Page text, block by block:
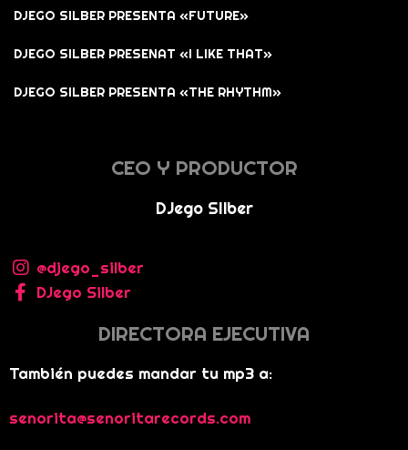
DJEGO SILBER PRESENTA «FUTURE»
DJEGO SILBER PRESENAT «I LIKE THAT»
DJEGO SILBER PRESENTA «THE RHYTHM»
CEO Y PRODUCTOR
DJego SIlber
@djego_silber
DJego Silber
DIRECTORA EJECUTIVA
También puedes mandar tu mp3 a:
senorita@senoritarecords.com